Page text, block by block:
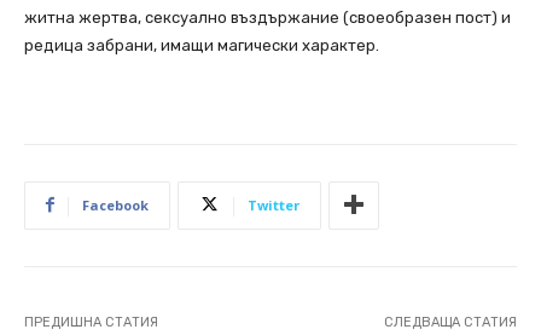
житна жертва, сексуално въздържание (своеобразен пост) и
редица забрани, имащи магически характер.
Facebook Twitter
ПРЕДИШНА СТАТИЯ СЛЕДВАЩА СТАТИЯ